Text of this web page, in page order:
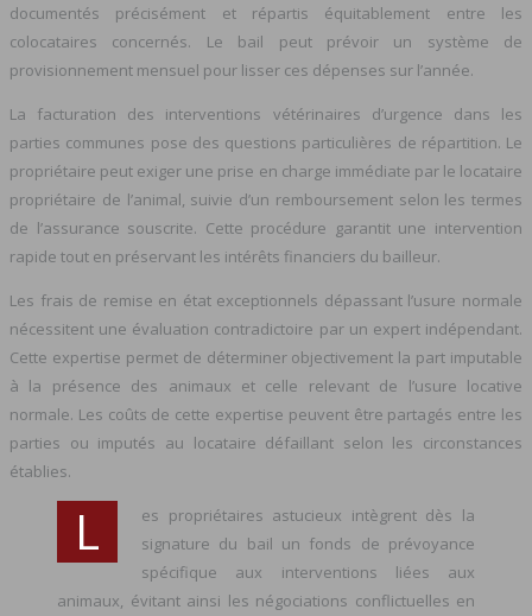
documentés précisément et répartis équitablement entre les
colocataires concernés. Le bail peut prévoir un système de
provisionnement mensuel pour lisser ces dépenses sur l’année.
La facturation des interventions vétérinaires d’urgence dans les
parties communes pose des questions particulières de répartition. Le
propriétaire peut exiger une prise en charge immédiate par le locataire
propriétaire de l’animal, suivie d’un remboursement selon les termes
de l’assurance souscrite. Cette procédure garantit une intervention
rapide tout en préservant les intérêts financiers du bailleur.
Les frais de remise en état exceptionnels dépassant l’usure normale
nécessitent une évaluation contradictoire par un expert indépendant.
Cette expertise permet de déterminer objectivement la part imputable
à la présence des animaux et celle relevant de l’usure locative
normale. Les coûts de cette expertise peuvent être partagés entre les
parties ou imputés au locataire défaillant selon les circonstances
établies.
L
es propriétaires astucieux intègrent dès la
signature du bail un fonds de prévoyance
spécifique aux interventions liées aux
animaux, évitant ainsi les négociations conflictuelles en